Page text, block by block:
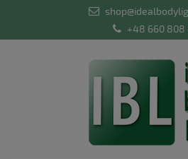
+48 660 808